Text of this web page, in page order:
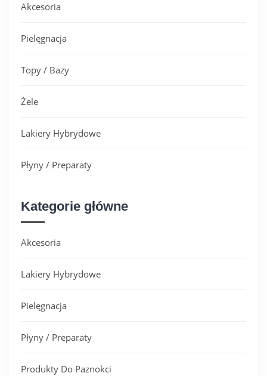
Akcesoria
Pielęgnacja
Topy / Bazy
Żele
Lakiery Hybrydowe
Płyny / Preparaty
Kategorie główne
Akcesoria
Lakiery Hybrydowe
Pielęgnacja
Płyny / Preparaty
Produkty Do Paznokci